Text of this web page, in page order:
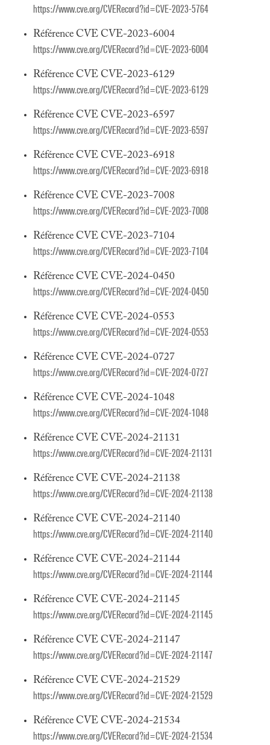
https://www.cve.org/CVERecord?id=CVE-2023-5764
Référence CVE CVE-2023-6004
https://www.cve.org/CVERecord?id=CVE-2023-6004
Référence CVE CVE-2023-6129
https://www.cve.org/CVERecord?id=CVE-2023-6129
Référence CVE CVE-2023-6597
https://www.cve.org/CVERecord?id=CVE-2023-6597
Référence CVE CVE-2023-6918
https://www.cve.org/CVERecord?id=CVE-2023-6918
Référence CVE CVE-2023-7008
https://www.cve.org/CVERecord?id=CVE-2023-7008
Référence CVE CVE-2023-7104
https://www.cve.org/CVERecord?id=CVE-2023-7104
Référence CVE CVE-2024-0450
https://www.cve.org/CVERecord?id=CVE-2024-0450
Référence CVE CVE-2024-0553
https://www.cve.org/CVERecord?id=CVE-2024-0553
Référence CVE CVE-2024-0727
https://www.cve.org/CVERecord?id=CVE-2024-0727
Référence CVE CVE-2024-1048
https://www.cve.org/CVERecord?id=CVE-2024-1048
Référence CVE CVE-2024-21131
https://www.cve.org/CVERecord?id=CVE-2024-21131
Référence CVE CVE-2024-21138
https://www.cve.org/CVERecord?id=CVE-2024-21138
Référence CVE CVE-2024-21140
https://www.cve.org/CVERecord?id=CVE-2024-21140
Référence CVE CVE-2024-21144
https://www.cve.org/CVERecord?id=CVE-2024-21144
Référence CVE CVE-2024-21145
https://www.cve.org/CVERecord?id=CVE-2024-21145
Référence CVE CVE-2024-21147
https://www.cve.org/CVERecord?id=CVE-2024-21147
Référence CVE CVE-2024-21529
https://www.cve.org/CVERecord?id=CVE-2024-21529
Référence CVE CVE-2024-21534
https://www.cve.org/CVERecord?id=CVE-2024-21534